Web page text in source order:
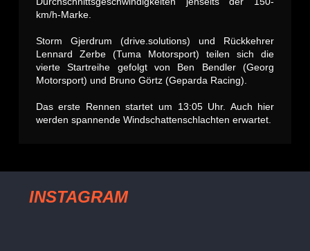
km/h-Marke.
Storm Gjerdrum (drive.solutions) und Rückkehrer
Lennard Zerbe (Tuma Motorsport) teilen sich die
vierte Startreihe gefolgt von Ben Bendler (Georg
Motorsport) und Bruno Görtz (Geparda Racing).
Das erste Rennen startet um 13:05 Uhr. Auch hier
werden spannende Windschattenschlachten erwartet.
INSTAGRAM